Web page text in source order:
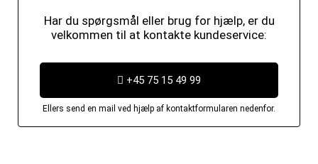
Har du spørgsmål eller brug for hjælp, er du
velkommen til at kontakte kundeservice:
+45 75 15 49 99
Ellers send en mail ved hjælp af kontaktformularen nedenfor.